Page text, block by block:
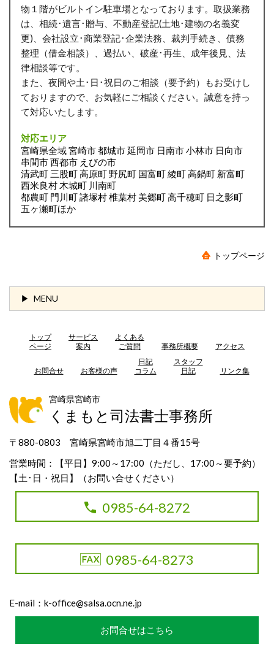
物１階がビルトイン駐車場となっております。取扱業務
は、相続･遺言･贈与、不動産登記(土地･建物の名義変
更)、会社設立･商業登記･企業法務、裁判手続き、債務
整理（借金相談）、過払い、破産･再生、成年後見、法
律相談等です。
また、夜間や土･日･祝日のご相談（要予約）もお受けし
ておりますので、お気軽にご相談ください。誠意を持っ
て対応いたします。
対応エリア
宮崎県全域 宮崎市 都城市 延岡市 日南市 小林市 日向市
串間市 西都市 えびの市
清武町 三股町 高原町 野尻町 国富町 綾町 高鍋町 新富町
西米良村 木城町 川南町
都農町 門川町 諸塚村 椎葉村 美郷町 高千穂町 日之影町
五ヶ瀬町ほか
トップページ
MENU
トップ
ページ
サービス
案内
よくある
ご質問
事務所概要 アクセス
お問合せ お客様の声
日記
コラム
スタッフ
日記
リンク集
宮崎県宮崎市
くまもと司法書士事務所
〒880-0803 宮崎県宮崎市旭二丁目４番15号
営業時間：【平日】9:00～17:00（ただし、17:00～要予約）
【土･日・祝日】（お問い合せください）
0985-64-8272
0985-64-8273
E-mail： k-office@salsa.ocn.ne.jp
お問合せはこちら